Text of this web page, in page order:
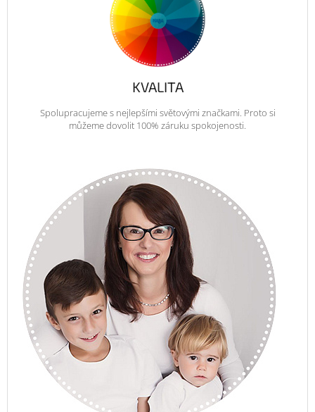
KVALITA
Spolupracujeme s nejlepšími světovými značkami. Proto si
můžeme dovolit 100% záruku spokojenosti.